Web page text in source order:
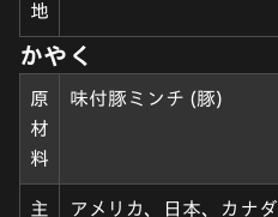
地
かやく
原
材
料
味付豚ミンチ (豚)
主
アメリカ、日本、カナダ